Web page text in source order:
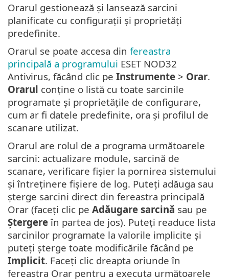
Orarul gestionează și lansează sarcini
planificate cu configurații și proprietăți
predefinite.
Orarul se poate accesa din fereastra
principală a programului ESET NOD32
Antivirus, făcând clic pe Instrumente > Orar.
Orarul conține o listă cu toate sarcinile
programate și proprietățile de configurare,
cum ar fi datele predefinite, ora și profilul de
scanare utilizat.
Orarul are rolul de a programa următoarele
sarcini: actualizare module, sarcină de
scanare, verificare fișier la pornirea sistemului
și întreținere fișiere de log. Puteți adăuga sau
șterge sarcini direct din fereastra principală
Orar (faceți clic pe Adăugare sarcină sau pe
Ștergereîn partea de jos). Puteți readuce lista
sarcinilor programate la valorile implicite și
puteți șterge toate modificările făcând pe
Implicit. Faceți clic dreapta oriunde în
fereastra Orar pentru a executa următoarele